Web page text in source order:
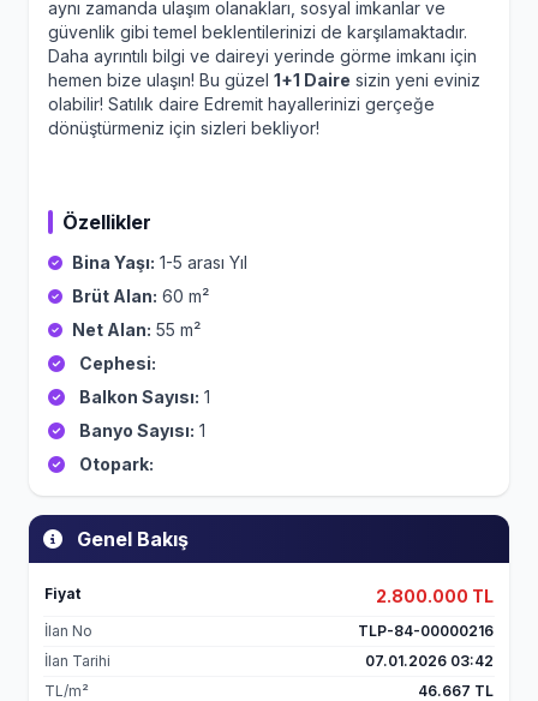
Genel Bakış
Fiyat 2.800.000 TL
İlan No
TLP-84-00000216
İlan Tarihi
07.01.2026 03:42
TL/m²
46.667 TL
aynı zamanda ulaşım olanakları, sosyal imkanlar ve
güvenlik gibi temel beklentilerinizi de karşılamaktadır.
Daha ayrıntılı bilgi ve daireyi yerinde görme imkanı için
hemen bize ulaşın! Bu güzel 1+1 Daire sizin yeni eviniz
olabilir! Satılık daire Edremit hayallerinizi gerçeğe
dönüştürmeniz için sizleri bekliyor!
Özellikler
Bina Yaşı: 1-5 arası Yıl
Brüt Alan: 60 m²
Net Alan: 55 m²
Cephesi:
Balkon Sayısı: 1
Banyo Sayısı: 1
Otopark: